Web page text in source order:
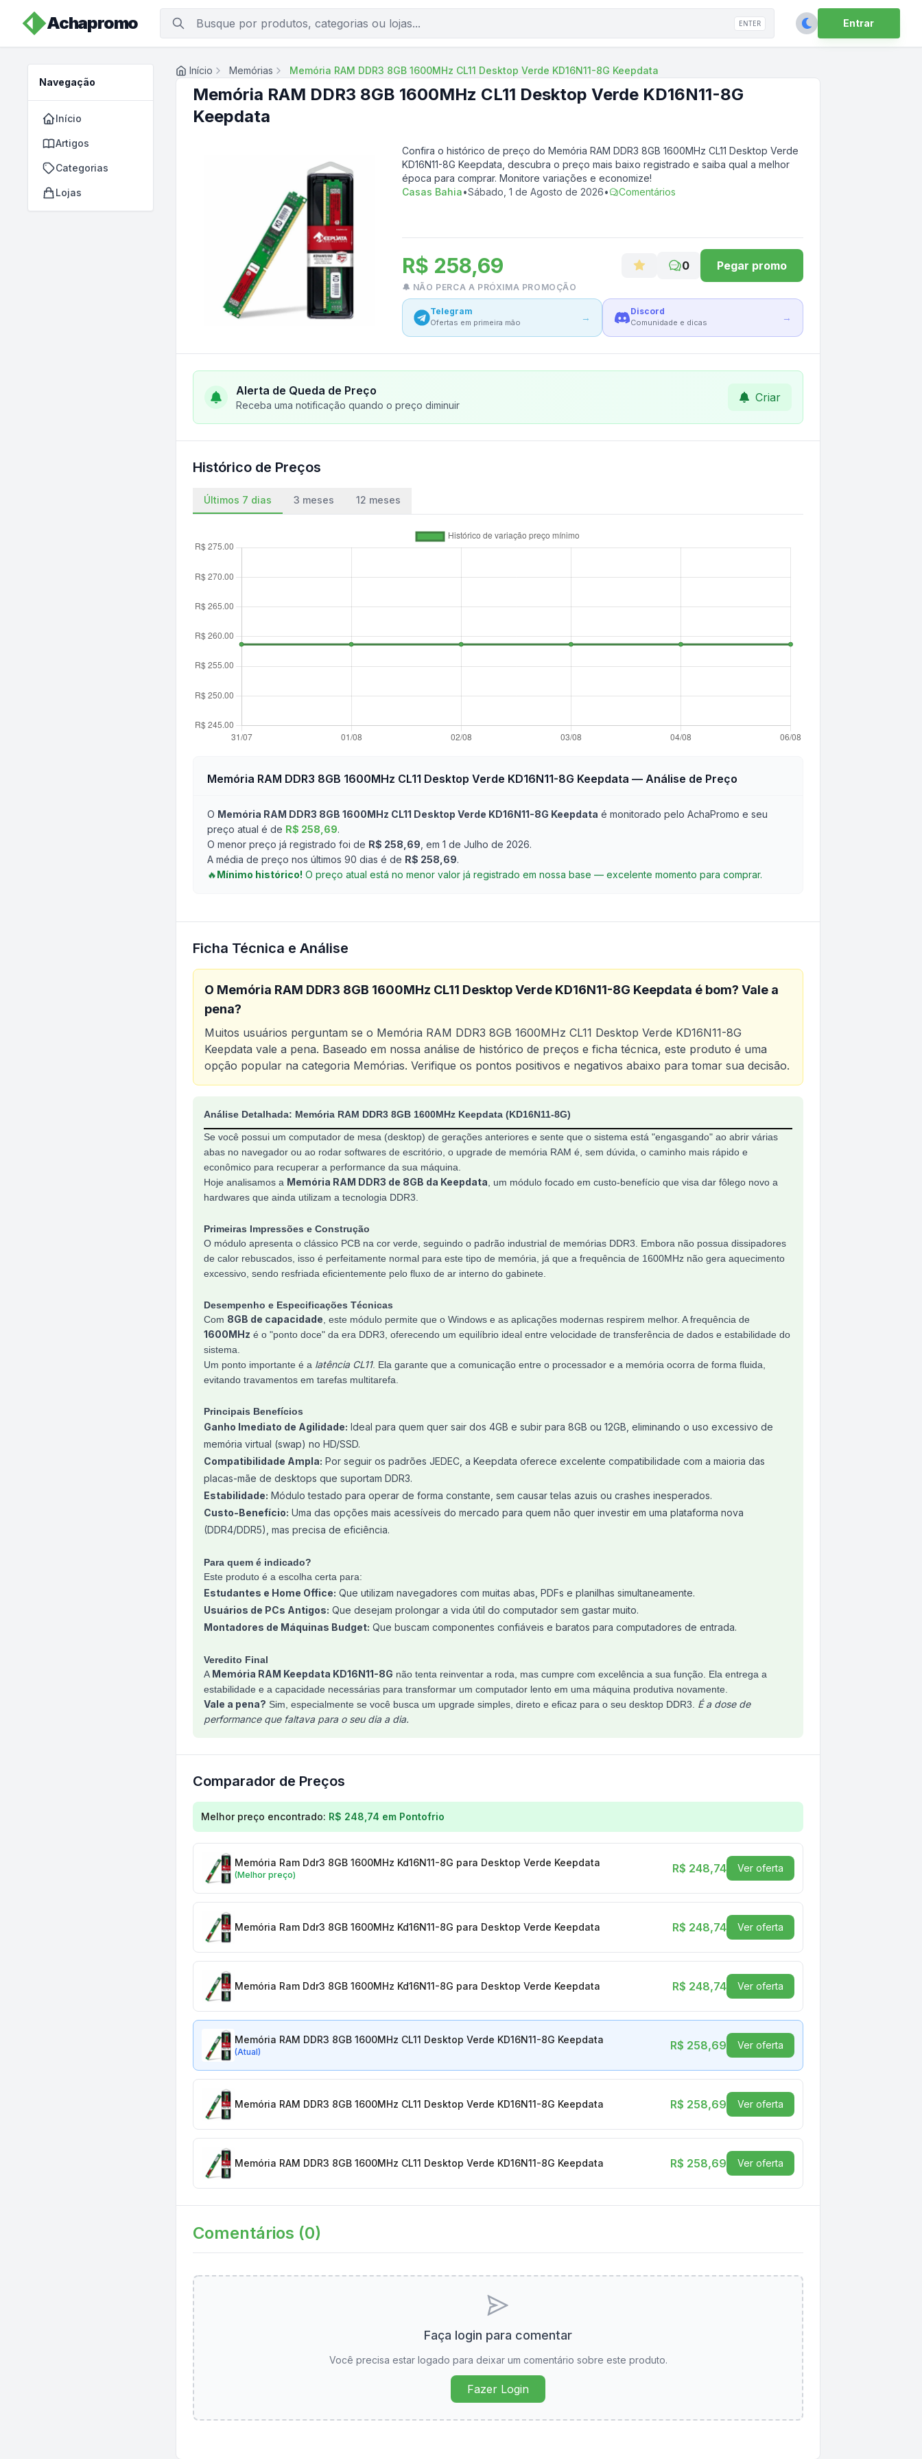
Achapromo ENTER Entrar
Navegação
Início
Artigos
Categorias
Lojas
Início Memórias Memória RAM DDR3 8GB 1600MHz CL11 Desktop Verde KD16N11-8G Keepdata
Memória RAM DDR3 8GB 1600MHz CL11 Desktop Verde KD16N11-8G
Keepdata
Confira o histórico de preço do Memória RAM DDR3 8GB 1600MHz CL11 Desktop Verde
KD16N11-8G Keepdata , descubra o preço mais baixo registrado e saiba qual a melhor
época para comprar. Monitore variações e economize!
Casas Bahia•Sábado, 1 de Agosto de 2026• Comentários
R$ 258,69 0 Pegar promo
🔔 NÃO PERCA A PRÓXIMA PROMOÇÃO
Telegram
Ofertas em primeira mão →
Discord
Comunidade e dicas →
Alerta de Queda de Preço
Receba uma notificação quando o preço diminuir
Criar
Histórico de Preços
Últimos 7 dias 3 meses 12 meses
Memória RAM DDR3 8GB 1600MHz CL11 Desktop Verde KD16N11-8G Keepdata — Análise de Preço
O Memória RAM DDR3 8GB 1600MHz CL11 Desktop Verde KD16N11-8G Keepdata é monitorado pelo AchaPromo e seu
preço atual é de R$ 258,69.
O menor preço já registrado foi de R$ 258,69 , em 1 de Julho de 2026.
A média de preço nos últimos 90 dias é de R$ 258,69.
🔥Mínimo histórico! O preço atual está no menor valor já registrado em nossa base — excelente momento para comprar.
Ficha Técnica e Análise
O Memória RAM DDR3 8GB 1600MHz CL11 Desktop Verde KD16N11-8G Keepdata é bom? Vale a
pena?
Muitos usuários perguntam se o Memória RAM DDR3 8GB 1600MHz CL11 Desktop Verde KD16N11-8G
Keepdata vale a pena. Baseado em nossa análise de histórico de preços e ficha técnica, este produto é uma
opção popular na categoria Memórias. Verifique os pontos positivos e negativos abaixo para tomar sua decisão.
Análise do produtoMemória RAM DDR3 8GB 1600MHz CL11 Desktop Verde KD16N11-8G Keepdata
Análise Detalhada: Memória RAM DDR3 8GB 1600MHz Keepdata (KD16N11-8G)
Se você possui um computador de mesa (desktop) de gerações anteriores e sente que o sistema está "engasgando" ao abrir várias
abas no navegador ou ao rodar softwares de escritório, o upgrade de memória RAM é, sem dúvida, o caminho mais rápido e
econômico para recuperar a performance da sua máquina.
Hoje analisamos a Memória RAM DDR3 de 8GB da Keepdata , um módulo focado em custo-benefício que visa dar fôlego novo a
hardwares que ainda utilizam a tecnologia DDR3.
Primeiras Impressões e Construção
O módulo apresenta o clássico PCB na cor verde, seguindo o padrão industrial de memórias DDR3. Embora não possua dissipadores
de calor rebuscados, isso é perfeitamente normal para este tipo de memória, já que a frequência de 1600MHz não gera aquecimento
excessivo, sendo resfriada eficientemente pelo fluxo de ar interno do gabinete.
Desempenho e Especificações Técnicas
Com 8GB de capacidade , este módulo permite que o Windows e as aplicações modernas respirem melhor. A frequência de
1600MHz é o "ponto doce" da era DDR3, oferecendo um equilíbrio ideal entre velocidade de transferência de dados e estabilidade do
sistema.
Um ponto importante é a latência CL11. Ela garante que a comunicação entre o processador e a memória ocorra de forma fluida,
evitando travamentos em tarefas multitarefa.
Principais Benefícios
Ganho Imediato de Agilidade: Ideal para quem quer sair dos 4GB e subir para 8GB ou 12GB, eliminando o uso excessivo de
memória virtual (swap) no HD/SSD.
Compatibilidade Ampla: Por seguir os padrões JEDEC, a Keepdata oferece excelente compatibilidade com a maioria das
placas-mãe de desktops que suportam DDR3.
Estabilidade: Módulo testado para operar de forma constante, sem causar telas azuis ou crashes inesperados.
Custo-Benefício: Uma das opções mais acessíveis do mercado para quem não quer investir em uma plataforma nova
(DDR4/DDR5), mas precisa de eficiência.
Para quem é indicado?
Este produto é a escolha certa para:
Estudantes e Home Office: Que utilizam navegadores com muitas abas, PDFs e planilhas simultaneamente.
Usuários de PCs Antigos: Que desejam prolongar a vida útil do computador sem gastar muito.
Montadores de Máquinas Budget: Que buscam componentes confiáveis e baratos para computadores de entrada.
Veredito Final
A Memória RAM Keepdata KD16N11-8G não tenta reinventar a roda, mas cumpre com excelência a sua função. Ela entrega a
estabilidade e a capacidade necessárias para transformar um computador lento em uma máquina produtiva novamente.
Vale a pena? Sim, especialmente se você busca um upgrade simples, direto e eficaz para o seu desktop DDR3. É a dose de
performance que faltava para o seu dia a dia.
Comparador de Preços
Comparação de preços para Memória RAM DDR3 8GB 1600MHz CL11 Desktop Verde KD16N11-8G Keepdata
Melhor preço encontrado: R$ 248,74 em Pontofrio
Memória Ram Ddr3 8GB 1600MHz Kd16N11-8G para Desktop Verde Keepdata
(Melhor preço) R$ 248,74 Ver oferta
Memória Ram Ddr3 8GB 1600MHz Kd16N11-8G para Desktop Verde Keepdata R$ 248,74 Ver oferta
Memória Ram Ddr3 8GB 1600MHz Kd16N11-8G para Desktop Verde Keepdata R$ 248,74 Ver oferta
Memória RAM DDR3 8GB 1600MHz CL11 Desktop Verde KD16N11-8G Keepdata
(Atual) R$ 258,69 Ver oferta
Memória RAM DDR3 8GB 1600MHz CL11 Desktop Verde KD16N11-8G Keepdata R$ 258,69 Ver oferta
Memória RAM DDR3 8GB 1600MHz CL11 Desktop Verde KD16N11-8G Keepdata R$ 258,69 Ver oferta
Comentários (0)
Faça login para comentar
Você precisa estar logado para deixar um comentário sobre este produto.
Fazer Login